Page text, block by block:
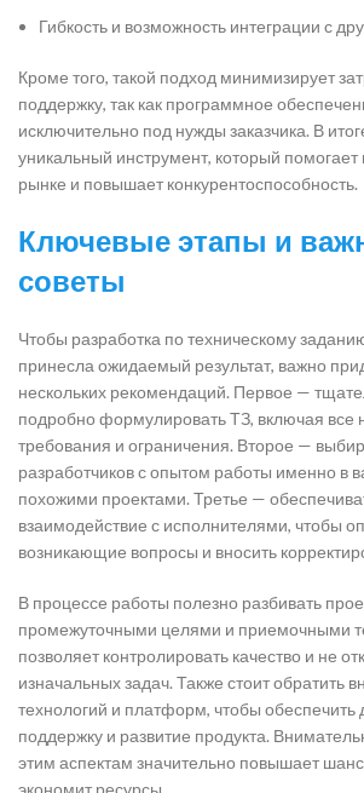
Гибкость и возможность интеграции с
Кроме того, такой подход минимизирует
поддержку, так как программное
исключительно под нужды заказчика. В
уникальный инструмент, который помогает
рынке и повышает конкурентоспособность.
Ключевые этапы и
советы
Чтобы разработка по техническому
принесла ожидаемый результат, важно
нескольких рекомендаций. Первое —
подробно формулировать ТЗ, включая все
требования и ограничения. Второе —
разработчиков с опытом работы именно в
похожими проектами. Третье —
взаимодействие с исполнителями, чтобы
возникающие вопросы и вносить
В процессе работы полезно разбивать
промежуточными целями и приемочными
позволяет контролировать качество и не
изначальных задач. Также стоит обратить
технологий и платформ, чтобы обеспечить
поддержку и развитие продукта.
этим аспектам значительно повышает
экономит ресурсы.